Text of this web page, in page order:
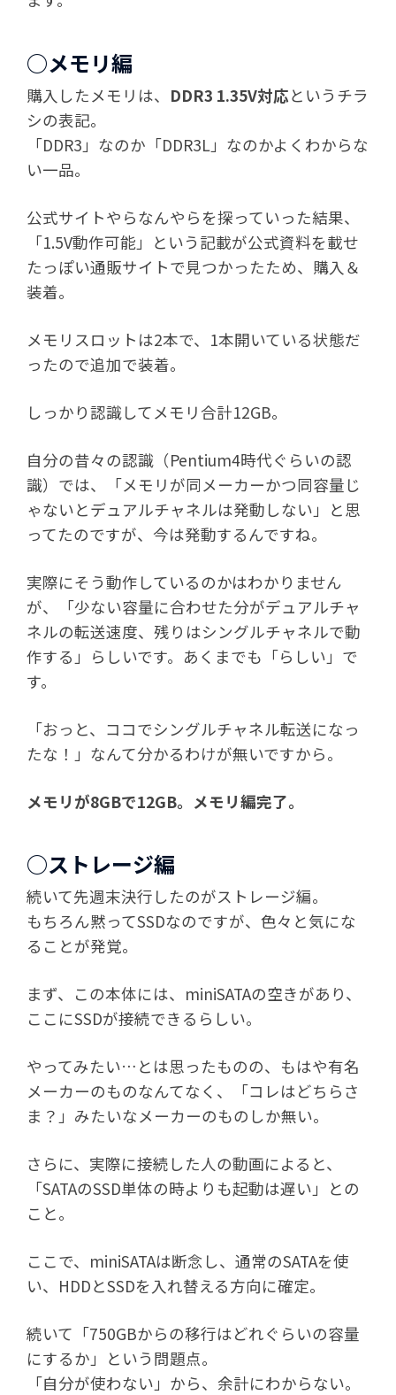
○メモリ編
購入したメモリは、 DDR3 1.35V対応というチラ
シの表記。
「DDR3」なのか「DDR3L」なのかよくわからな
い一品。
公式サイトやらなんやらを探っていった結果、
「1.5V動作可能」という記載が公式資料を載せ
たっぽい通販サイトで見つかったため、購入＆
装着。
メモリスロットは2本で、1本開いている状態だ
ったので追加で装着。
しっかり認識してメモリ合計12GB。
自分の昔々の認識（Pentium4時代ぐらいの認
識）では、「メモリが同メーカーかつ同容量じ
ゃないとデュアルチャネルは発動しない」と思
ってたのですが、今は発動するんですね。
実際にそう動作しているのかはわかりません
が、「少ない容量に合わせた分がデュアルチャ
ネルの転送速度、残りはシングルチャネルで動
作する」らしいです。あくまでも「らしい」で
す。
「おっと、ココでシングルチャネル転送になっ
たな！」なんて分かるわけが無いですから。
メモリが8GBで12GB。メモリ編完了。
○ストレージ編
続いて先週末決行したのがストレージ編。
もちろん黙ってSSDなのですが、色々と気にな
ることが発覚。
まず、この本体には、miniSATAの空きがあり、
ここにSSDが接続できるらしい。
やってみたい…とは思ったものの、もはや有名
メーカーのものなんてなく、「コレはどちらさ
ま？」みたいなメーカーのものしか無い。
さらに、実際に接続した人の動画によると、
「SATAのSSD単体の時よりも起動は遅い」との
こと。
ここで、miniSATAは断念し、通常のSATAを使
い、HDDとSSDを入れ替える方向に確定。
続いて「750GBからの移行はどれぐらいの容量
にするか」という問題点。
「自分が使わない」から、余計にわからない。